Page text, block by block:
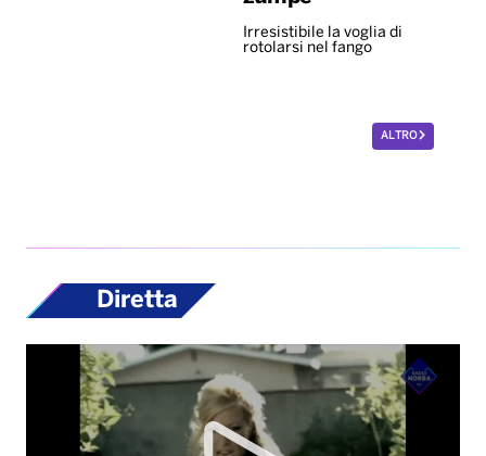
Irresistibile la voglia di
rotolarsi nel fango
ALTRO
Diretta